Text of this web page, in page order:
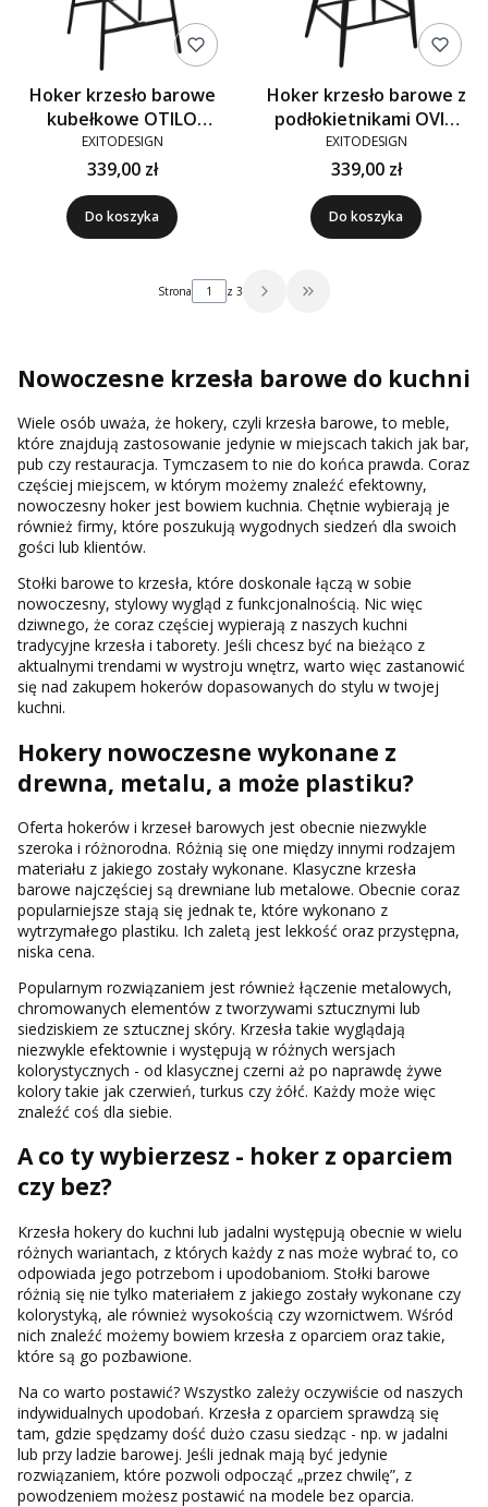
Hoker krzesło barowe
kubełkowe OTILO
tkanina szare 920-10
EXITODESIGN
339,00 zł
Do koszyka
Hoker krzesło barowe z
podłokietnikami OVIO
tkanina szare 920-10
EXITODESIGN
339,00 zł
Do koszyka
Strona z 3 Przejdź do ostatniej strony
Nowoczesne krzesła barowe do kuchni
Wiele osób uważa, że hokery, czyli krzesła barowe, to meble,
które znajdują zastosowanie jedynie w miejscach takich jak bar,
pub czy restauracja. Tymczasem to nie do końca prawda. Coraz
częściej miejscem, w którym możemy znaleźć efektowny,
nowoczesny hoker jest bowiem kuchnia. Chętnie wybierają je
również firmy, które poszukują wygodnych siedzeń dla swoich
gości lub klientów.
Stołki barowe to krzesła, które doskonale łączą w sobie
nowoczesny, stylowy wygląd z funkcjonalnością. Nic więc
dziwnego, że coraz częściej wypierają z naszych kuchni
tradycyjne krzesła i taborety. Jeśli chcesz być na bieżąco z
aktualnymi trendami w wystroju wnętrz, warto więc zastanowić
się nad zakupem hokerów dopasowanych do stylu w twojej
kuchni.
Hokery nowoczesne wykonane z
drewna, metalu, a może plastiku?
Oferta hokerów i krzeseł barowych jest obecnie niezwykle
szeroka i różnorodna. Różnią się one między innymi rodzajem
materiału z jakiego zostały wykonane. Klasyczne krzesła
barowe najczęściej są drewniane lub metalowe. Obecnie coraz
popularniejsze stają się jednak te, które wykonano z
wytrzymałego plastiku. Ich zaletą jest lekkość oraz przystępna,
niska cena.
Popularnym rozwiązaniem jest również łączenie metalowych,
chromowanych elementów z tworzywami sztucznymi lub
siedziskiem ze sztucznej skóry. Krzesła takie wyglądają
niezwykle efektownie i występują w różnych wersjach
kolorystycznych - od klasycznej czerni aż po naprawdę żywe
kolory takie jak czerwień, turkus czy żółć. Każdy może więc
znaleźć coś dla siebie.
A co ty wybierzesz - hoker z oparciem
czy bez?
Krzesła hokery do kuchni lub jadalni występują obecnie w wielu
różnych wariantach, z których każdy z nas może wybrać to, co
odpowiada jego potrzebom i upodobaniom. Stołki barowe
różnią się nie tylko materiałem z jakiego zostały wykonane czy
kolorystyką, ale również wysokością czy wzornictwem. Wśród
nich znaleźć możemy bowiem krzesła z oparciem oraz takie,
które są go pozbawione.
Na co warto postawić? Wszystko zależy oczywiście od naszych
indywidualnych upodobań. Krzesła z oparciem sprawdzą się
tam, gdzie spędzamy dość dużo czasu siedząc - np. w jadalni
lub przy ladzie barowej. Jeśli jednak mają być jedynie
rozwiązaniem, które pozwoli odpocząć „przez chwilę”, z
powodzeniem możesz postawić na modele bez oparcia.